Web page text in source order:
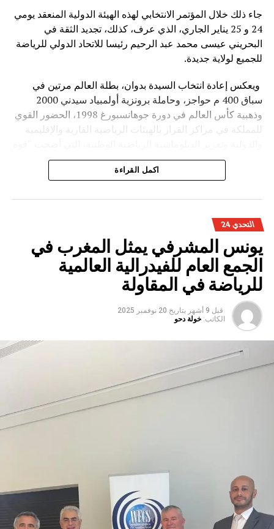
جاء ذلك خلال المؤتمر الانتخابي لهذه الهيئة الدولية المنعقد يومي
24 و 25 يناير الجاري، الذي عرف، كذلك، تجديد الثقة في
البحريني عيسى محمد عبد الرحيم رئيسا للاتحاد الدولي للرياضة
للجميع لولاية جديدة.
ويعكس إعادة انتخاب السيدة بدوان، بطلة العالم مرتين في
سباق 400 م حواجز، وحاملة برونزية أولمبياد سيدني 2000
وذهبية كأس العالم في دورة جوهانسبورغ 1998، الحضور القوي
للمملكة في مراكز القرار بالهيئات الرياضية القارية والإقليمية
ناعمة” تكرس إشعاع المملكة.
لهذه الهيئة الرياضية الدولية مشاركة 101 عضوا يمثلون 35 دولة
من أربع قارات.
كما تقرر، خلال هذه الجمعية، نقل مقر الاتحاد الدولي للرياضة
للجميع إلى العاصمة الإيطالية روما.
اكمل القراءة
التحدي 24
يونس المشرفي يمثل المغرب في
الجمع العام للفيدرالية العالمية
للرياضة في المقاولة
قبل 9 أشهر بتاريخ 20 نوفمبر 2025
الكاتب: خولة دحو